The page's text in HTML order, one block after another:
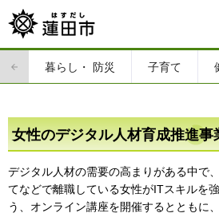
暮らし・ 防災 子育て
女性のデジタル人材育成推進事
デジタル人材の需要の高まりがある中で
てなどで離職している女性がITスキルを
う、オンライン講座を開催するとともに